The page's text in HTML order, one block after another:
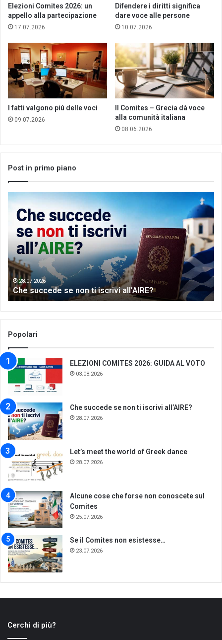
Elezioni Comites 2026: un
appello alla partecipazione
17.07.2026
Difendere i diritti significa
dare voce alle persone
10.07.2026
I fatti valgono piú delle voci
09.07.2026
Il Comites – Grecia dà voce
alla comunità italiana
08.06.2026
Post in primo piano
Che
succede
non
iscrivi
all’AIRE?
28.07.2026
Che succede se non ti iscrivi all’AIRE?
the
of
Popolari
ELEZIONI COMITES 2026: GUIDA AL VOTO
03.08.2026
Che succede se non ti iscrivi all’AIRE?
28.07.2026
Let’s meet the world of Greek dance
28.07.2026
Alcune cose che forse non conoscete sul
Comites
25.07.2026
Se il Comites non esistesse…
23.07.2026
Cerchi di più?